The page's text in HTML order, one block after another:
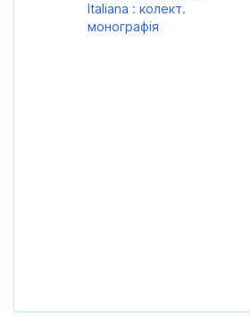
Italiana : колект.
монографія